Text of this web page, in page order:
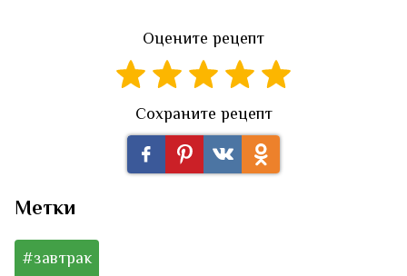
Оцените рецепт
Сохраните рецепт
Метки
#завтрак